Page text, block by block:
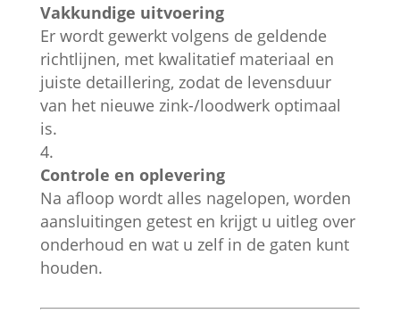
Vakkundige uitvoering
Er wordt gewerkt volgens de geldende
richtlijnen, met kwalitatief materiaal en
juiste detaillering, zodat de levensduur
van het nieuwe zink-/loodwerk optimaal
is.
Controle en oplevering
Na afloop wordt alles nagelopen, worden
aansluitingen getest en krijgt u uitleg over
onderhoud en wat u zelf in de gaten kunt
houden.